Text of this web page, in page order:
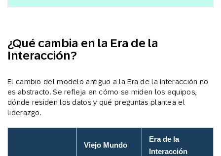
¿Qué cambia en la Era de la
Interacción?
El cambio del modelo antiguo a la Era de la Interacción no
es abstracto. Se refleja en cómo se miden los equipos,
dónde residen los datos y qué preguntas plantea el
liderazgo.
Viejo Mundo
Era de la
Interacción